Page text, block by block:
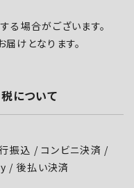
る場合がございます。
けとなります。
について
振込 / コンビニ決済 /
/ 後払い決済